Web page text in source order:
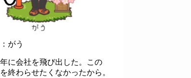
がう
に会社を飛び出した。この
終わらせたくなかったから。